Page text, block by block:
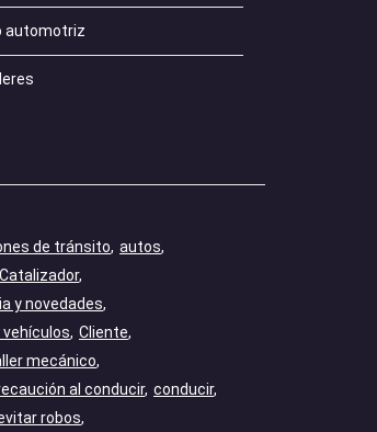
automotriz
de tránsito autos
Catalizador
y novedades
Cliente
mecánico
al conducir conducir
robos